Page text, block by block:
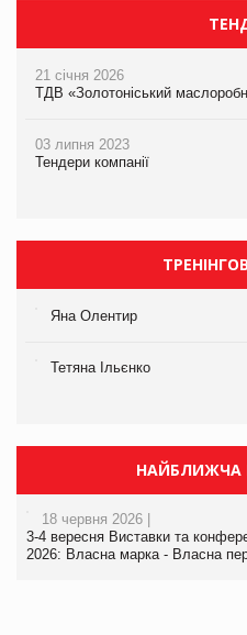
21 січня 2026
ТДВ «Золотоніський
03 липня 2023
Тендери компанії
Яна Олентир
Тетяна Ільєнко
НАЙБЛИЖЧА
18 червня 2026 |
3-4 вересня Виставки та
2026: Власна марка - Власна